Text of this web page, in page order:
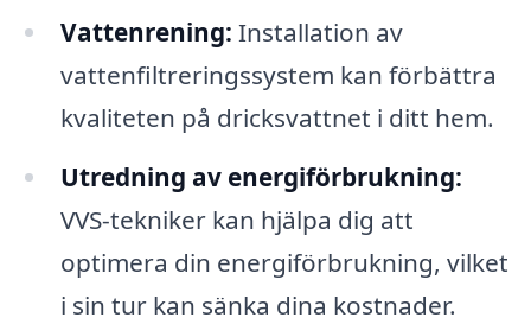
Vattenrening: Installation av
vattenfiltreringssystem kan förbättra
kvaliteten på dricksvattnet i ditt hem.
Utredning av energiförbrukning:
VVS-tekniker kan hjälpa dig att
optimera din energiförbrukning, vilket
i sin tur kan sänka dina kostnader.